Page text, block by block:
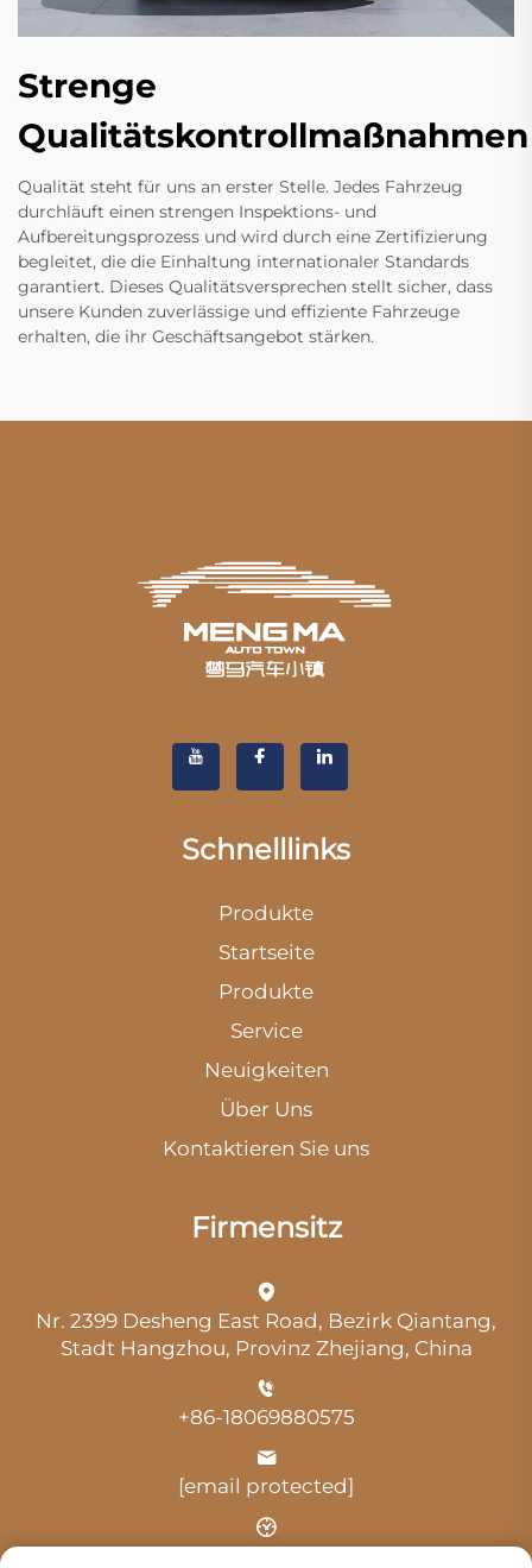
Strenge
Qualitätskontrollmaßnahmen
Qualität steht für uns an erster Stelle. Jedes Fahrzeug
durchläuft einen strengen Inspektions- und
Aufbereitungsprozess und wird durch eine Zertifizierung
begleitet, die die Einhaltung internationaler Standards
garantiert. Dieses Qualitätsversprechen stellt sicher, dass
unsere Kunden zuverlässige und effiziente Fahrzeuge
erhalten, die ihr Geschäftsangebot stärken.
Schnelllinks
Produkte
Startseite
Produkte
Service
Neuigkeiten
Über Uns
Kontaktieren Sie uns
Firmensitz
Nr. 2399 Desheng East Road, Bezirk Qiantang,
Stadt Hangzhou, Provinz Zhejiang, China
+86-18069880575
[email protected]
Uhrzeit: 9:00 Uhr-18:00 Uhr